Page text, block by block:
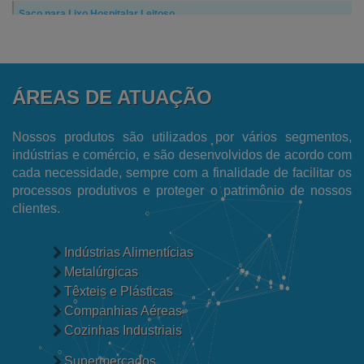
Saco para Lixo Hospitalar Leitoso
Fornecedor de Filme Plástico
Fornecedor de Embalagens para Ecommerce
Fabricantes de Sacos de Lixo Hospitalar
Fabricante de Sacos para Lixo
Fabricante de Filme Encolhível
Fábrica de Sacos Plásticos Reciclados
Fábrica de Sacos para Talher
Fábrica de Sacos de Polietileno
Fábrica de Saco Plástico Transparente
ÁREAS DE ATUAÇÃO
Nossos produtos são utilizados por vários segmentos,
indústrias e comércio, e são desenvolvidos de acordo com
cada necessidade, sempre com a finalidade de facilitar os
processos produtivos e proteger o patrimônio de nossos
clientes.
Indústrias Alimentícias
Metalúrgicas
Têxteis e Plásticas
Companhias Aéreas
Cozinhas Industriais